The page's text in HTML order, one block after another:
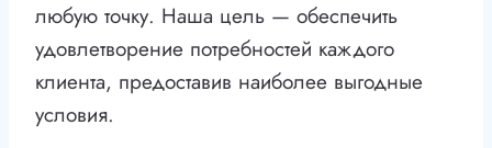
любую точку. Наша цель — обеспечить
удовлетворение потребностей каждого
клиента, предоставив наиболее выгодные
условия.